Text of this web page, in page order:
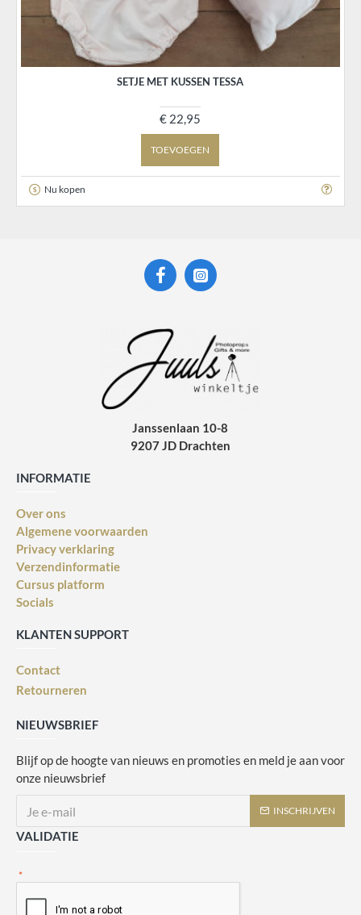
SETJE MET KUSSEN TESSA
€ 22,95
TOEVOEGEN
Nu kopen
Janssenlaan 10-8
9207 JD Drachten
INFORMATIE
Over ons
Algemene voorwaarden
Privacy verklaring
Verzendinformatie
Cursus platform
Socials
KLANTEN SUPPORT
Contact
Retourneren
NIEUWSBRIEF
Blijf op de hoogte van nieuws en promoties en meld je aan voor
onze nieuwsbrief
INSCHRIJVEN
VALIDATIE